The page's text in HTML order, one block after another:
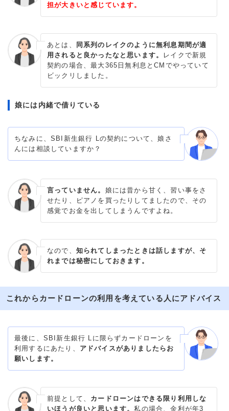
担が大きいと感じています。
あとは、 同系列のレイクのように無利息期間が適
用されると良かったなと思います。
レイクで新規
契約の場合、最大365日無利息とCMでやっていて
ビックリしました。
娘には内緒で借りている
ちなみに、SBI新生銀行 Lの契約について、娘さ
んには相談していますか？
言っていません。 娘には昔から甘く、習い事をさ
せたり、ピアノを買ったりしてましたので、その
感覚でお金を出してしまうんですよね。
なので、 知られてしまったときは話しますが、そ
れまでは秘密にしておきます。
これからカードローンの利用を考えている人にアドバイス
最後に、SBI新生銀行 Lに限らずカードローンを
利用するにあたり、 アドバイスがありましたらお
願いします。
前提として、 カードローンはできる限り利用しな
いほうが良いと思います。私の場合、金利が年3